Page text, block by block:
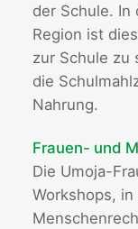
der Schule. In
Region ist
zur Schule zu
die
Nahrung.
Frauen- und
Die Umoja-
Workshops,